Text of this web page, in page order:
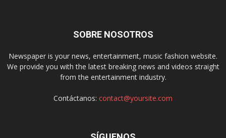
SOBRE NOSOTROS
Newspaper is your news, entertainment, music fashion website.
We provide you with the latest breaking news and videos straight
from the entertainment industry.
Contáctanos: contact@yoursite.com